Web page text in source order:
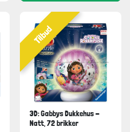
Tilbud
3D: Gabbys Dukkehus -
Natt, 72 brikker